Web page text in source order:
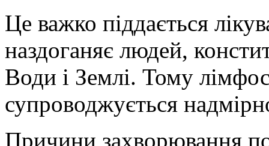
Це важко піддається
наздоганяє людей,
Води і Землі. Тому
супроводжується
Причини захворювання